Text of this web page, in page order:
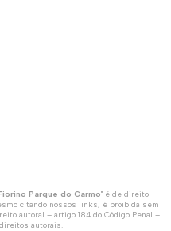
Parque do Carmo" é de direito
citando nossos links, é proibida sem
autoral – artigo 184 do Código Penal –
autorais